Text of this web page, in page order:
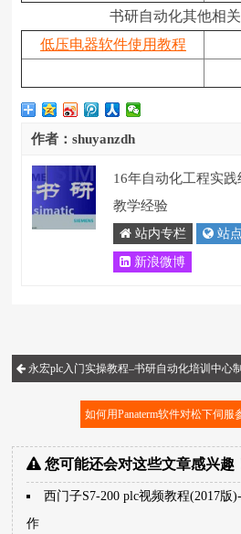
书研自动化其他相
低压电器软件使用教程
作者：shuyanzdh
16年自动化工程实践
教学经验
站内专栏 站点
新浪微博
永宏plc入门实操教程–书研自动化培训中心
如何用Panaterm软件对松下伺
您可能还会对这些文章感兴趣
西门子S7-200 plc视频教程(2017版
作